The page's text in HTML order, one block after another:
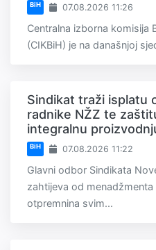
BiH 07.08.2026 11:26
Centralna izborna komisija
(CIKBiH) je na današnjoj
Sindikat traži isplatu
radnike NŽZ te
integralnu
BiH 07.08.2026 11:22
Glavni odbor Sindikata
zahtijeva od
otpremnina svim...